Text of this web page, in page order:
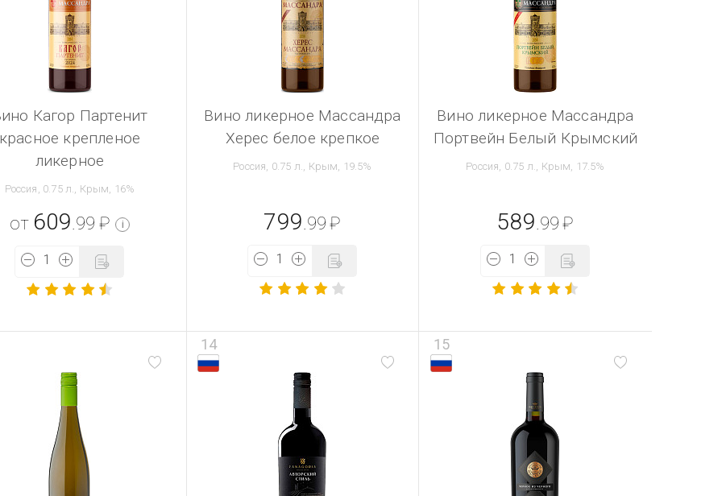
Кагор Партенит
крепленое
ликерное
Россия, 0.75 л., Крым, 16%
от 609 .99 ₽ i
Вино ликерное Массандра
Херес белое крепкое
Россия, 0.75 л., Крым, 19.5%
799 .99 ₽
Вино ликерное Массандра
Портвейн Белый Крымский
Россия, 0.75 л., Крым, 17.5%
589 .99 ₽
14 15